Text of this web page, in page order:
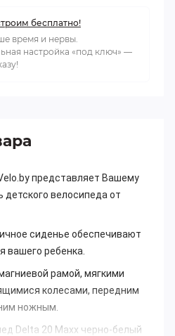
бесплатно!
время и нервы.
настройка «под ключ» —
представляет Вашему
велосипеда от
сиденье обеспечивают
вашего ребенка.
рамой, мягкими
колесами, передним
ножным.
Delta 20 Maxx черно-белый